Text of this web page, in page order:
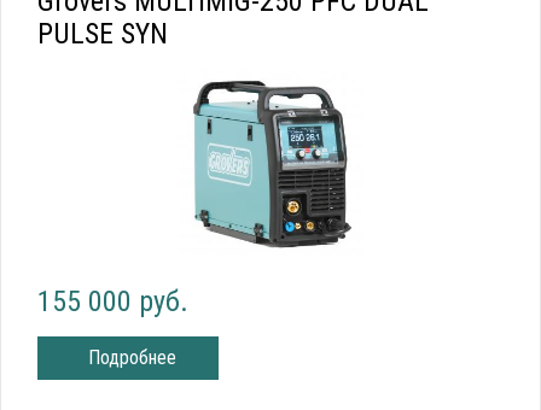
PULSE SYN
155 000 руб.
Подробнее